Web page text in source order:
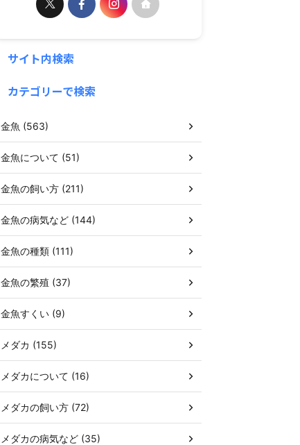
サイト内検索
カテゴリーで検索
金魚 (563)
金魚について (51)
金魚の飼い方 (211)
金魚の病気など (144)
金魚の種類 (111)
金魚の繁殖 (37)
金魚すくい (9)
メダカ (155)
メダカについて (16)
メダカの飼い方 (72)
メダカの病気など (35)